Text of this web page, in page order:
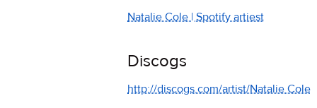
Natalie Cole | Spotify artiest
Discogs
http://discogs.com/artist/Natalie Cole